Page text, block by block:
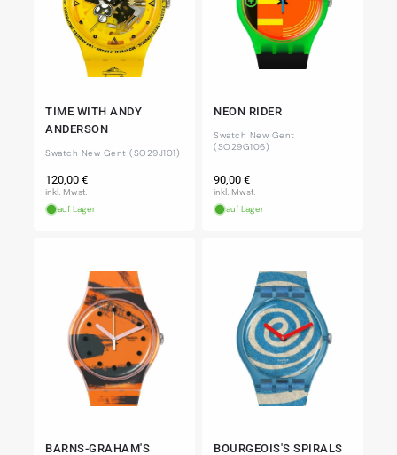
TIME WITH ANDY
ANDERSON
Swatch New Gent (SO29J101)
Normaler
Preis
120,00 €
inkl. Mwst.
auf Lager
NEON RIDER
Swatch New Gent
(SO29G106)
Normaler
Preis
90,00 €
inkl. Mwst.
auf Lager
BARNS-GRAHAM'S
BOURGEOIS'S SPIRALS